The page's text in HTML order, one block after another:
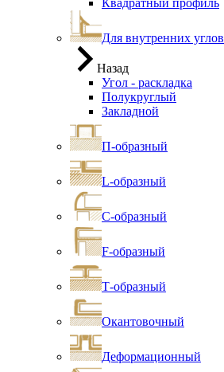
Квадратный профиль
Для внутренних углов
Назад
Угол - раскладка
Полукруглый
Закладной
П-образный
L-образный
С-образный
F-образный
Т-образный
Окантовочный
Деформационный